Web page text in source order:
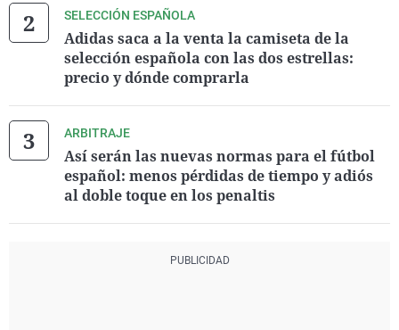
SELECCIÓN ESPAÑOLA
Adidas saca a la venta la camiseta de la
selección española con las dos estrellas:
precio y dónde comprarla
ARBITRAJE
Así serán las nuevas normas para el fútbol
español: menos pérdidas de tiempo y adiós
al doble toque en los penaltis